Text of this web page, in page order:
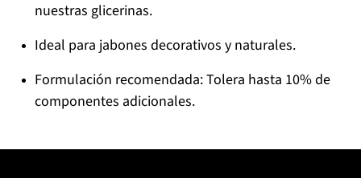
nuestras glicerinas.
Ideal para jabones decorativos y naturales.
Formulación recomendada: Tolera hasta 10% de
componentes adicionales.